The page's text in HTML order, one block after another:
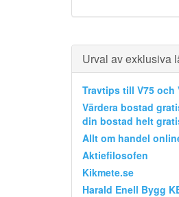
Urval av exklusiva
Travtips till V75 och
Värdera bostad
din bostad helt
Allt om handel
Aktiefilosofen
Kikmete.se
Harald Enell Bygg